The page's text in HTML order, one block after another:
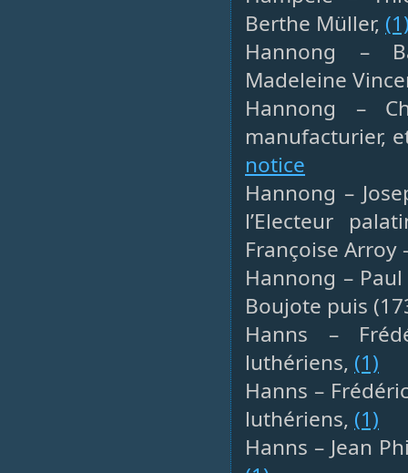
Berthe Müller,
Hannong –
Madeleine
Hannong –
manufacturier,
notice
Hannong –
l’Electeur
Françoise
Hannong –
Boujote puis
Hanns –
luthériens, (1)
Hanns –
luthériens, (1)
Hanns – Jean